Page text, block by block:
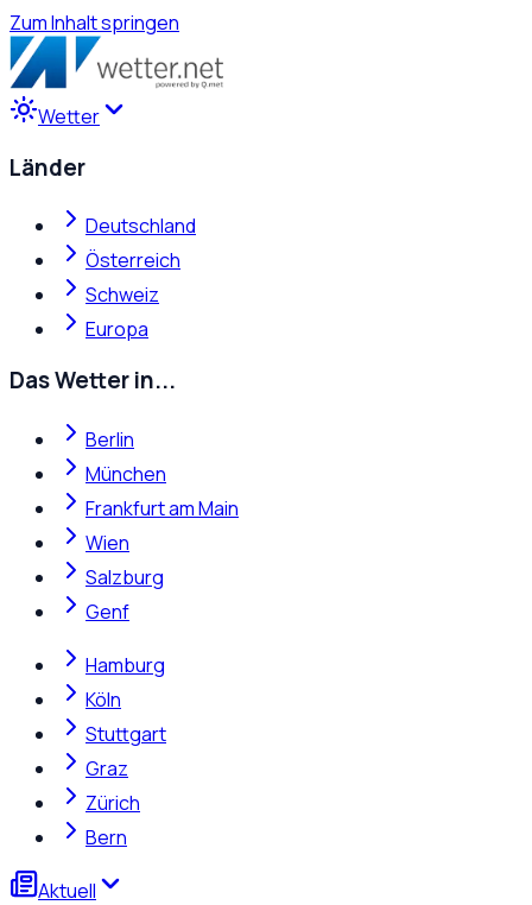
Zum Inhalt springen
Wetter
Länder
Deutschland
Österreich
Schweiz
Europa
Das Wetter in...
Berlin
München
Frankfurt am Main
Wien
Salzburg
Genf
Hamburg
Köln
Stuttgart
Graz
Zürich
Bern
Aktuell